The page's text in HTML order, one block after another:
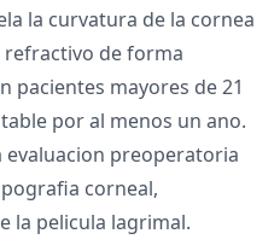
la curvatura de la cornea
de forma
pacientes mayores de 21
por al menos un ano.
evaluacion preoperatoria
corneal,
la pelicula lagrimal.